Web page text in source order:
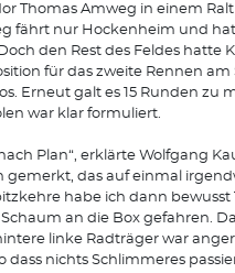
Thomas Amweg in einem
fährt nur Hockenheim und
den Rest des Feldes hatte
für das zweite Rennen
Erneut galt es 15 Runden zu
war klar formuliert.
Plan“, erklärte Wolfgang
gemerkt, das auf einmal
habe ich dann
an die Box gefahren.
linke Radträger war
dass nichts Schlimmeres